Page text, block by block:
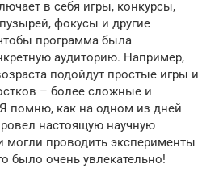
в себя игры, конкурсы,
фокусы и другие
программа была
аудиторию. Например,
подойдут простые игры и
– более сложные и
помню, как на одном из дней
настоящую научную
могли проводить эксперименты
было очень увлекательно!